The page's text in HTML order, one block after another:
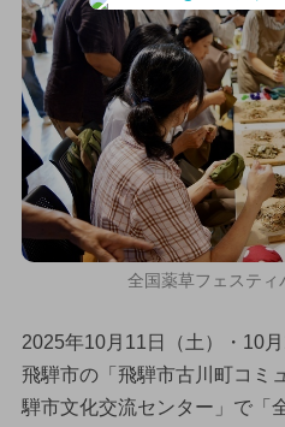
全国薬草フェステ
2025年10月11日（土）・10
飛騨市の「飛騨市古川町コミ
騨市文化交流センター」で「